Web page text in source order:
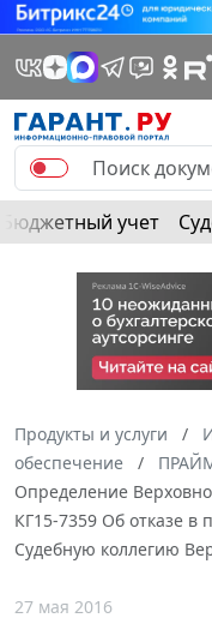
Бюджетный учет
Продукты и услуги
обеспечение
Определение
КГ15-7359 Об отказе в
Судебную коллегию
27 мая 2016